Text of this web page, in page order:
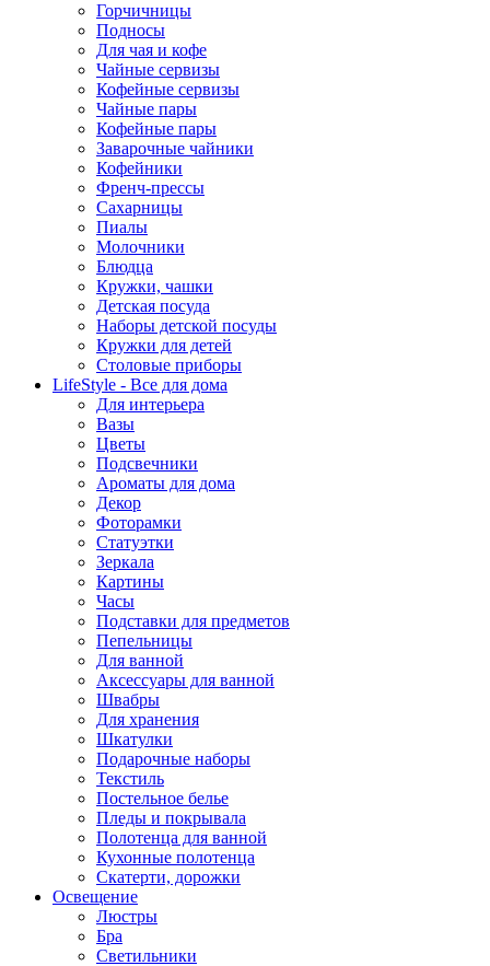
Горчичницы
Подносы
Для чая и кофе
Чайные сервизы
Кофейные сервизы
Чайные пары
Кофейные пары
Заварочные чайники
Кофейники
Френч-прессы
Сахарницы
Пиалы
Молочники
Блюдца
Кружки, чашки
Детская посуда
Наборы детской посуды
Кружки для детей
Столовые приборы
LifeStyle - Все для дома
Для интерьера
Вазы
Цветы
Подсвечники
Ароматы для дома
Декор
Фоторамки
Статуэтки
Зеркала
Картины
Часы
Подставки для предметов
Пепельницы
Для ванной
Аксессуары для ванной
Швабры
Для хранения
Шкатулки
Подарочные наборы
Текстиль
Постельное белье
Пледы и покрывала
Полотенца для ванной
Кухонные полотенца
Скатерти, дорожки
Освещение
Люстры
Бра
Светильники